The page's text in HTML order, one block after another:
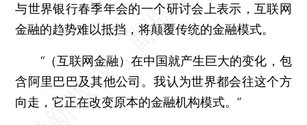
与世界银行春季年会的一个研讨会上表示，互联网
金融的趋势难以抵挡，将颠覆传统的金融模式。
“（互联网金融）在中国就产生巨大的变化，包
含阿里巴巴及其他公司。我认为世界都会往这个方
向走，它正在改变原本的金融机构模式。”